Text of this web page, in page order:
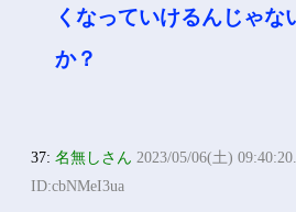
くなっていけるんじゃな
か？
37:名無しさん 2023/05/06(土)
ID:cbNMeI3ua